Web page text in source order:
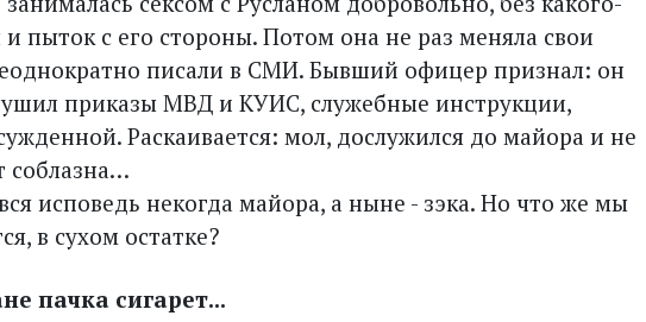
пыток с его стороны. Потом она не раз меняла свои
писали в СМИ. Бывший офицер признал: он
приказы МВД и КУИС, служебные инструкции,
Раскаивается: мол, дослужился до майора и не
соблазна…
исповедь некогда майора, а ныне - зэка. Но что же мы
в сухом остатке?
пачка сигарет...